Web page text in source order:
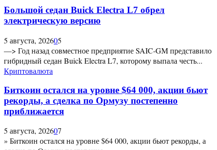
Большой седан Buick Electra L7 обрел
электрическую версию
5 августа, 202605
—> Год назад совместное предприятие SAIC-GM представило
гибридный седан Buick Electra L7, которому выпала честь...
Криптовалюта
Биткоин остался на уровне $64 000, акции бьют
рекорды, а сделка по Ормузу постепенно
приближается
5 августа, 202607
» Биткоин остался на уровне $64 000, акции бьют рекорды, а